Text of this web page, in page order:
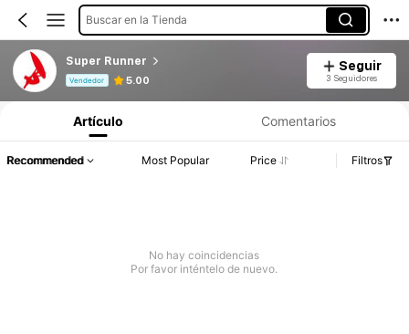
Buscar en la Tienda
Super Runner
Vendedor 5.00
Seguir
3 Seguidores
Artículo Comentarios
Recommended Most Popular Price Filtros
No hay coincidencias
Por favor inténtelo de nuevo.